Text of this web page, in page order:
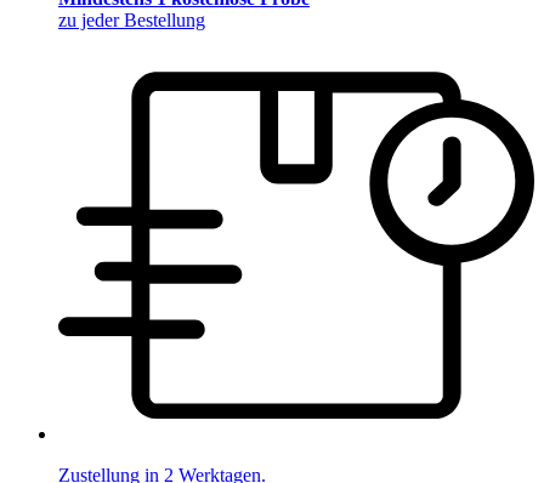
zu jeder Bestellung
Zustellung in 2 Werktagen.